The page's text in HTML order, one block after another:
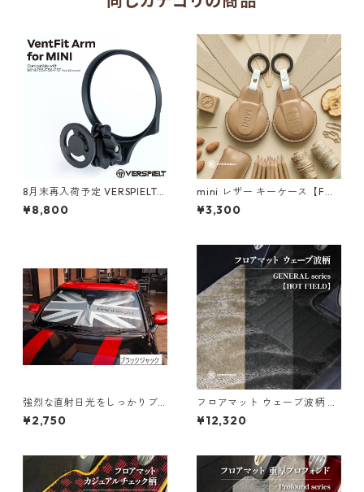
8月末再入荷予定 VERSPIELT V
entFit Arm for MINI【F55/F5
6/F57】待望のスマートフォン
¥8,800
mini レザー キーケース【F
系】全10種
¥3,300
強烈な直射日光をしっかりブ
ロック！PARADOXオリジナル
サンシェード ブラックジャッ
56/F55/F57/F60】
¥2,750
フロアマット ウェーブ波柄 ジ
ェネラルシリーズ【HOT FIEL
D】
¥12,320